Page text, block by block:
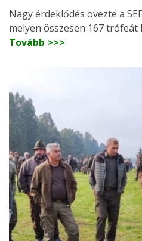
Nagy érdeklődés övezte a
melyen összesen 167
Tovább >>>